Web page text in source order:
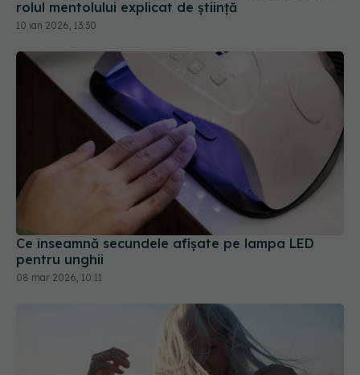
10 ian 2026, 13:30
Ce înseamnă secundele afișate pe lampa LED
pentru unghii
08 mar 2026, 10:11